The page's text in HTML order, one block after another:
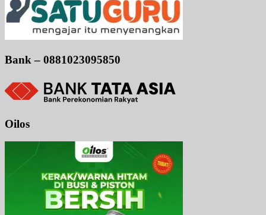
Bank – 0881023095850
Oilos